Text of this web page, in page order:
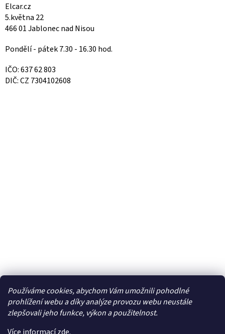
Používáme cookies, abychom Vám umožnili pohodlné
prohlížení webu a díky analýze provozu webu neustále
zlepšovali jeho funkce, výkon a použitelnost.
Elcar.cz
5.května 22
466 01 Jablonec nad Nisou
Pondělí - pátek 7.30 - 16.30 hod.
IČO: 637 62 803
DIČ: CZ 7304102608
Facebook